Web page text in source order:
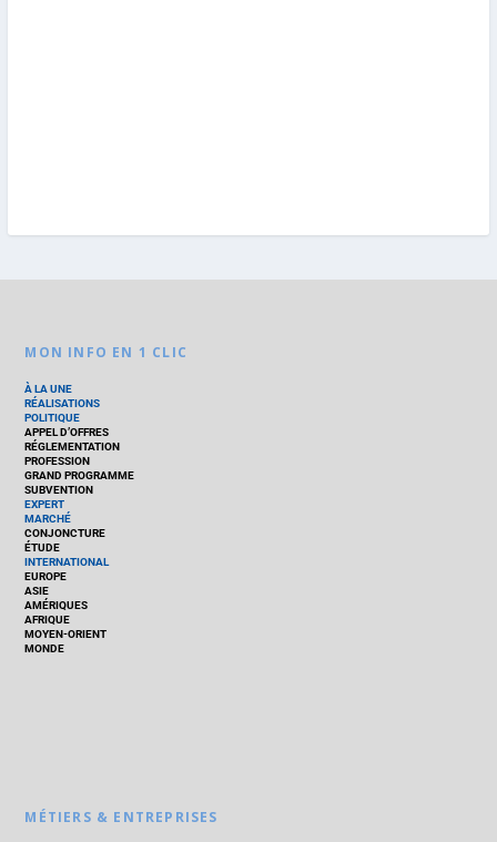
MON INFO EN 1 CLIC
À LA UNE
RÉALISATIONS
POLITIQUE
APPEL D’OFFRES
RÉGLEMENTATION
PROFESSION
GRAND PROGRAMME
SUBVENTION
EXPERT
MARCHÉ
CONJONCTURE
ÉTUDE
INTERNATIONAL
EUROPE
ASIE
AMÉRIQUES
AFRIQUE
MOYEN-ORIENT
MONDE
MÉTIERS & ENTREPRISES